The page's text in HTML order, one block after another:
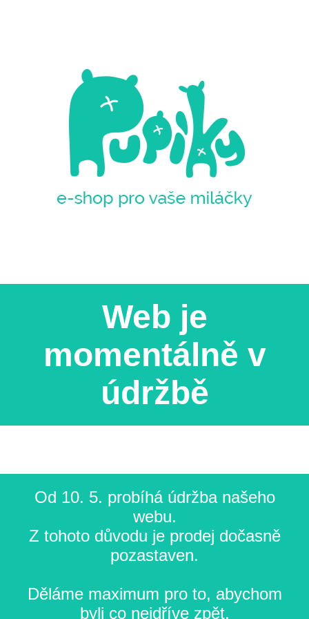
Web je
momentálně v
údržbě
Od 10. 5. probíhá údržba našeho
webu.
Z tohoto důvodu je prodej dočasně
pozastaven.
Děláme maximum pro to, abychom
byli co nejdříve zpět.